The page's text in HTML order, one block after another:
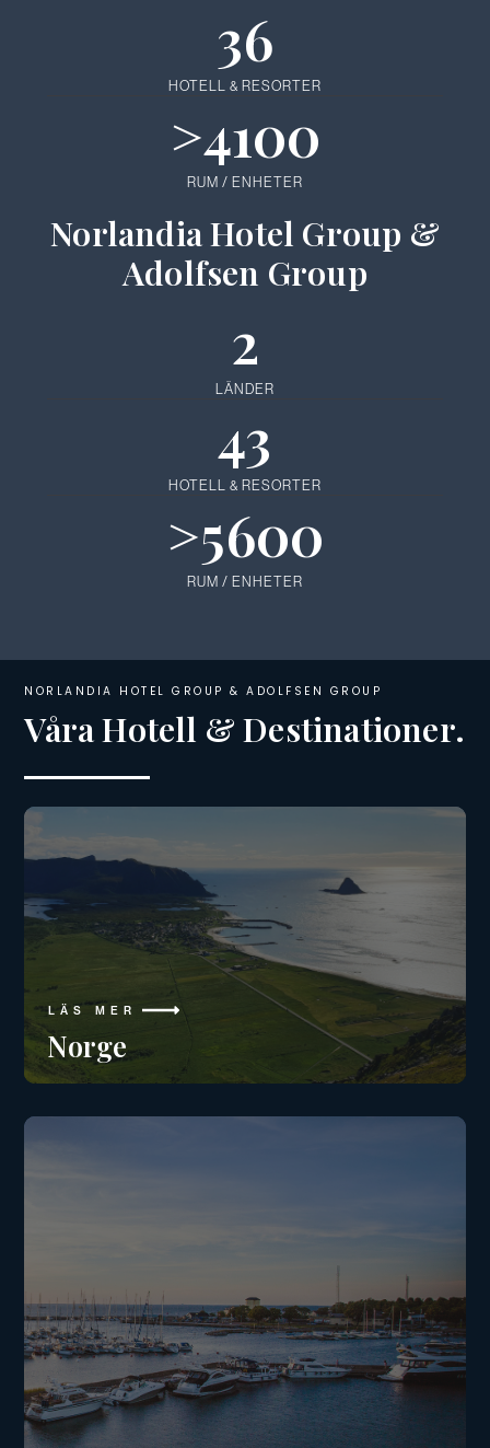
36
HOTELL & RESORTER
>4100
RUM / ENHETER
Norlandia Hotel Group &
Adolfsen Group
2
LÄNDER
43
HOTELL & RESORTER
>5600
RUM / ENHETER
NORLANDIA HOTEL GROUP & ADOLFSEN GROUP
Våra Hotell & Destinationer.
LÄS MER
Norge